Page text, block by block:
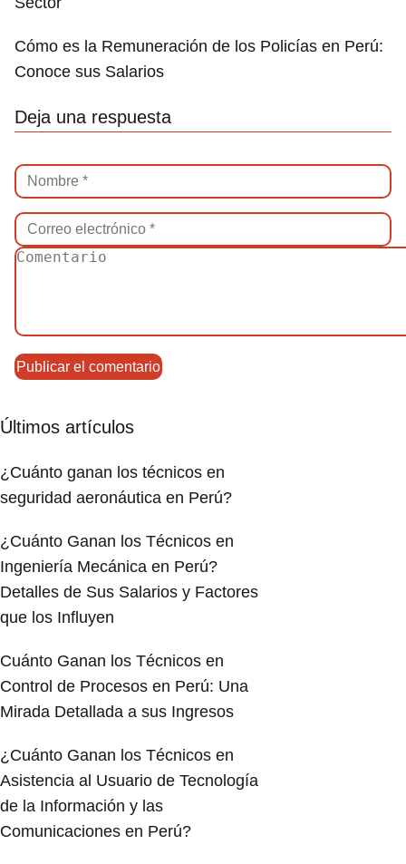
Cómo es la Remuneración de los Policías en Perú:
Conoce sus Salarios
Deja una respuesta
Últimos artículos
¿Cuánto ganan los técnicos en
seguridad aeronáutica en Perú?
¿Cuánto Ganan los Técnicos en
Ingeniería Mecánica en Perú?
Detalles de Sus Salarios y Factores
que los Influyen
Cuánto Ganan los Técnicos en
Control de Procesos en Perú: Una
Mirada Detallada a sus Ingresos
¿Cuánto Ganan los Técnicos en
Asistencia al Usuario de Tecnología
de la Información y las
Comunicaciones en Perú?